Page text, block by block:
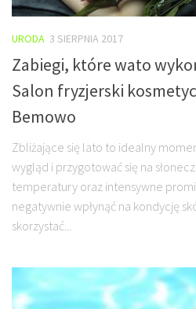
URODA 3 SIERPNIA 2017
Zabiegi, które wato
Salon fryzjerski
Bemowo
Zbliżające się lato to idealny
wygląd i przygotować się na
temperatury oraz intensywne
negatywnie wpłynąć na kondycję
skorzystać...